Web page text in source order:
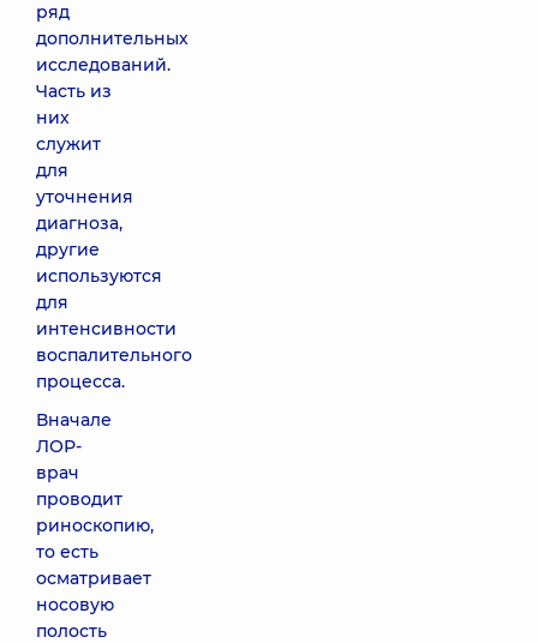
ряд
дополнительных
исследований.
Часть из
них
служит
для
уточнения
диагноза,
другие
используются
для
интенсивности
воспалительного
процесса.
Вначале
ЛОР-
врач
проводит
риноскопию,
то есть
осматривает
носовую
полость